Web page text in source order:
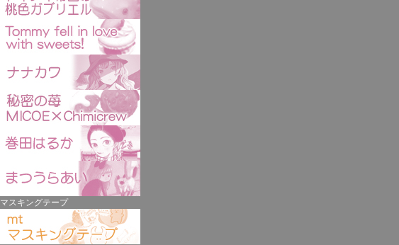
マスキングテープ